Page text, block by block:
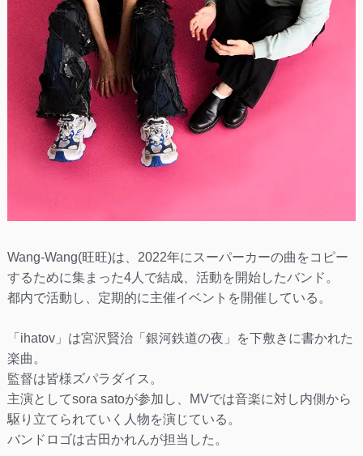
Wang-Wang(旺旺)は、2022年にスーパーカーの曲をコピー
するために集まった4人で結成、活動を開始したバンド。
都内で活動し、定期的に主催イベントを開催している。
「ihatov」は宮沢賢治「銀河鉄道の夜」を下敷きに書かれた
楽曲。
監督は皆様ズパラダイス。
主演としてsora satoが参加し、MVでは音楽に対し内側から
駆り立てられていく人物を演じている。
バンドロゴは古田かれんが担当した。